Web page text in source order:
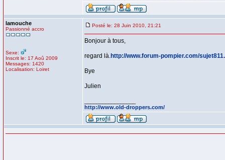
lamouche
Passionné accro
Sexe:
Inscrit le: 17 Aoû 2009
Messages: 1420
Localisation: Loiret
Posté le: 28 Juin 2010, 21:21
Bonjour à tous,
regard là.http://www.forum-pompier.com/
Bye
Julien
http://www.old-droppers.com/